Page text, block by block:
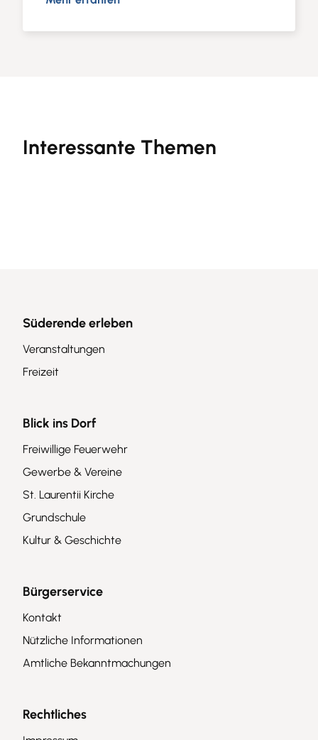
Interessante Themen
Veranstaltungen
Süderende erleben
Veranstaltungen
Freizeit
Blick ins Dorf
Freiwillige Feuerwehr
Gewerbe & Vereine
St. Laurentii Kirche
Grundschule
Kultur & Geschichte
Bürgerservice
Kontakt
Nützliche Informationen
Amtliche Bekanntmachungen
Rechtliches